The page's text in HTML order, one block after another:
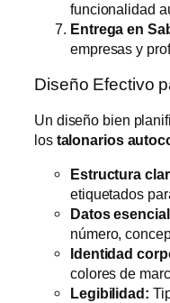
funcionalidad
Entrega en
empresas y
Diseño Efectivo
Un diseño bien
los talonarios
Estructura
etiquetados
Datos
número,
Identidad
colores de
Legibilidad: